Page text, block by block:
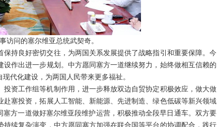
访问的塞尔维亚总统武契奇。
持良好密切交往，为两国关系发展提供了战略指引和重要保障。今
作出进一步规划。中方愿同塞方一道继续努力，始终做相互信赖的
代化建设，为两国人民带来更多福祉。
资工作组等机制作用，进一步释放双边自贸协定积极效应，做大做
塞投资，拓展人工智能、新能源、先进制造、绿色低碳等新兴领域
方一道做好塞尔维亚段维护运营，积极推动全段早日通车。双方要
续复杂演变，中方愿同塞方加强在联合国等平台的协调配合，践行